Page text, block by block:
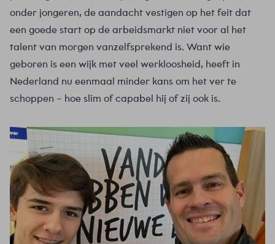
onder jongeren, de aandacht vestigen op het feit dat
een goede start op de arbeidsmarkt niet voor al het
talent van morgen vanzelfsprekend is. Want wie
geboren is een wijk met veel werkloosheid, heeft in
Nederland nu eenmaal minder kans om het ver te
schoppen – hoe slim of capabel hij of zij ook is.